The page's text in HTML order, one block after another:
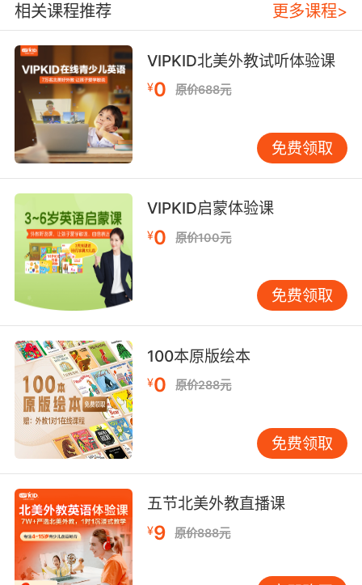
6. Well, while you're on my turf, I'm the boss.
你现在由我负责 我说了算
7. You can't come here and tag our turf.
你不能到这里来标记我们的领地
8. They were moving product on our turf.
他们在我们的地方转移产品
9. Robert, this is your turf, not mine.
罗伯特 这是你的地盘 不是我的
相关课程推荐 更多课程>
VIPKID北美外教试听体验课
¥0 原价688元
免费领取
VIPKID启蒙体验课
¥0 原价100元
免费领取
100本原版绘本
¥0 原价288元
免费领取
五节北美外教直播课
¥9 原价888元